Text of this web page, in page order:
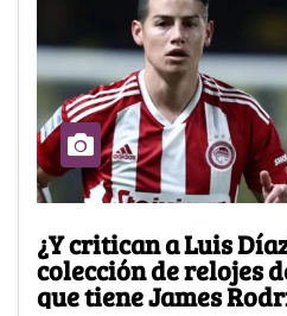
¿Y critican a Luis
colección de relojes
que tiene James